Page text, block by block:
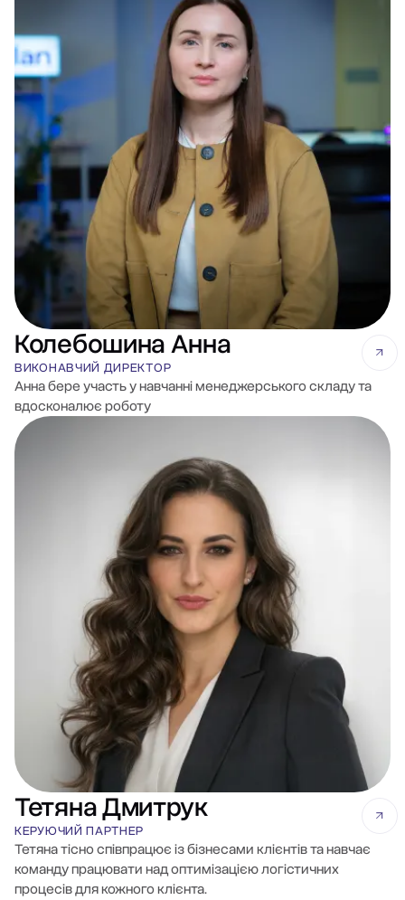
Колебошина Анна
ВИКОНАВЧИЙ ДИРЕКТОР
Анна бере участь у навчанні менеджерського складу та
вдосконалює роботу
Тетяна Дмитрук
КЕРУЮЧИЙ ПАРТНЕР
Тетяна тісно співпрацює із бізнесами клієнтів та навчає
команду працювати над оптимізацією логістичних
процесів для кожного клієнта.